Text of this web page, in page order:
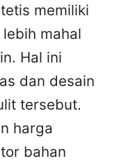
memiliki
mahal
Hal ini
dan desain
tersebut.
harga
bahan